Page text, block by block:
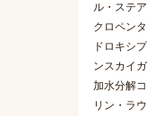
ル・ステ
クロペン
ドロキシ
ンスカイ
加水分解
リン・ラ